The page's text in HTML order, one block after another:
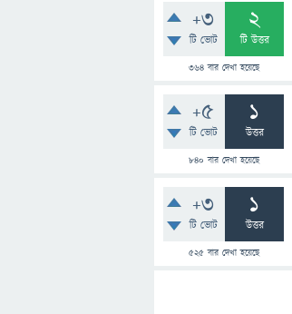
+3
টি ভোট
2
টি উত্তর
364বার দেখা হয়েছে
+5
টি ভোট
1
উত্তর
840 বার দেখা হয়েছে
+3
টি ভোট
1
উত্তর
525বার দেখা হয়েছে